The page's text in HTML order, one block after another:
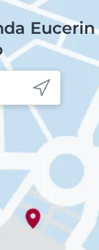
Eucerin